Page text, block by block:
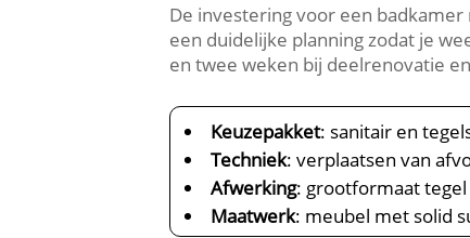
De investering voor een
een duidelijke planning zodat je
en twee weken bij deelrenovatie
Keuzepakket: sanitair en
Techniek: verplaatsen van
Afwerking: grootformaat
Maatwerk: meubel met solid